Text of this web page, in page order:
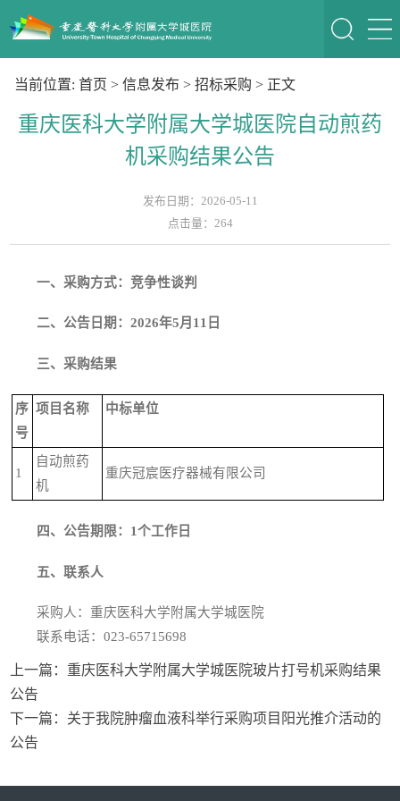
当前位置: 首页 > 信息发布 > 招标采购 > 正文
重庆医科大学附属大学城医院自动煎药
机采购结果公告
发布日期：2026-05-11
点击量： 264
一、 采购方式：竞争性谈判
二、公告日期：2026年5月 11 日
三、采购结果
序
号
项目名称 中标单位
1
自动煎药
机
重庆冠宸医疗器械有限公司
四、 公告期限：1个工作日
五、联系人
采购人：重庆医科大学附属大学城医院
联系电话：023-65715698
上一篇： 重庆医科大学附属大学城医院玻片打号机采购结果
公告
下一篇： 关于我院肿瘤血液科举行采购项目阳光推介活动的
公告